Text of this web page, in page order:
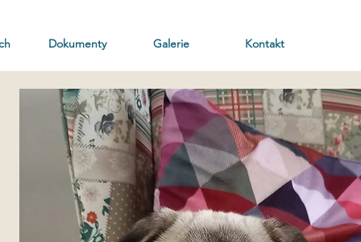
Dokumenty Galerie Kontakt